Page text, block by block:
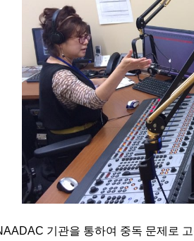
기관을 통하여 중독 문제로